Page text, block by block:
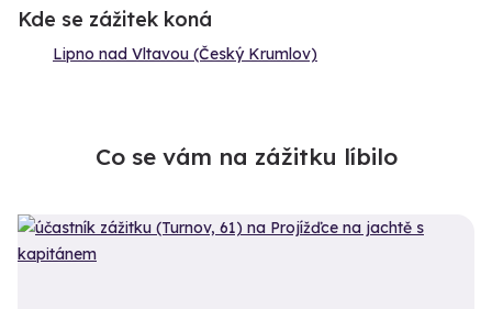
Kde se zážitek koná
Lipno nad Vltavou (Český Krumlov)
Co se vám na zážitku líbilo